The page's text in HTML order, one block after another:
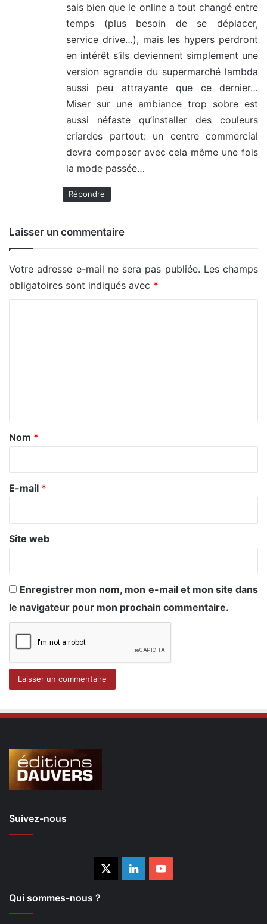
sais bien que le online a tout changé entre
temps (plus besoin de se déplacer,
service drive…), mais les hypers perdront
en intérêt s’ils deviennent simplement une
version agrandie du supermarché lambda
aussi peu attrayante que ce dernier…
Miser sur une ambiance trop sobre est
aussi néfaste qu’installer des couleurs
criardes partout: un centre commercial
devra composer avec cela même une fois
la mode passée…
Répondre
Laisser un commentaire
Votre adresse e-mail ne sera pas publiée. Les champs
obligatoires sont indiqués avec *
a
e
Nom *
E-mail *
Site web
Enregistrer mon nom, mon e-mail et mon site dans
le navigateur pour mon prochain commentaire.
Suivez-nous
LinkedinYouTube
Qui sommes-nous ?